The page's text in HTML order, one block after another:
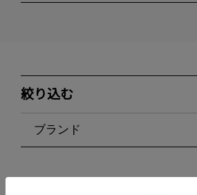
絞り込む
ブランド